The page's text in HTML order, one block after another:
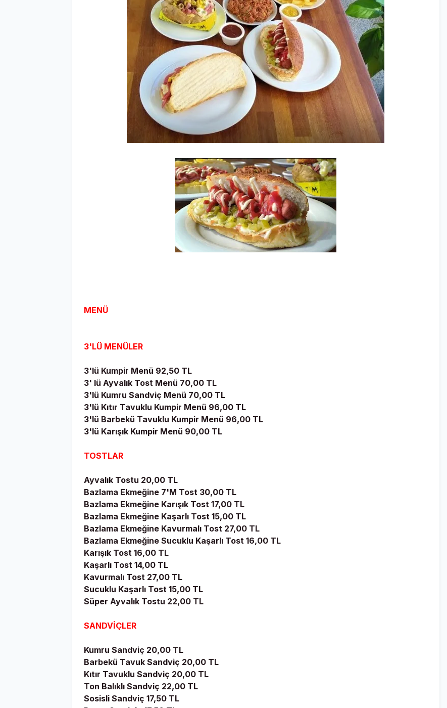
MENÜ
3'LÜ MENÜLER
3'lü Kumpir Menü 92,50 TL
3' lü Ayvalık Tost Menü 70,00 TL
3'lü Kumru Sandviç Menü 70,00 TL
3'lü Kıtır Tavuklu Kumpir Menü 96,00 TL
3'lü Barbekü Tavuklu Kumpir Menü 96,00 TL
3'lü Karışık Kumpir Menü 90,00 TL
TOSTLAR
Ayvalık Tostu 20,00 TL
Bazlama Ekmeğine 7'M Tost 30,00 TL
Bazlama Ekmeğine Karışık Tost 17,00 TL
Bazlama Ekmeğine Kaşarlı Tost 15,00 TL
Bazlama Ekmeğine Kavurmalı Tost 27,00 TL
Bazlama Ekmeğine Sucuklu Kaşarlı Tost 16,00 TL
Karışık Tost 16,00 TL
Kaşarlı Tost 14,00 TL
Kavurmalı Tost 27,00 TL
Sucuklu Kaşarlı Tost 15,00 TL
Süper Ayvalık Tostu 22,00 TL
SANDVİÇLER
Kumru Sandviç 20,00 TL
Barbekü Tavuk Sandviç 20,00 TL
Kıtır Tavuklu Sandviç 20,00 TL
Ton Balıklı Sandviç 22,00 TL
Sosisli Sandviç 17,50 TL